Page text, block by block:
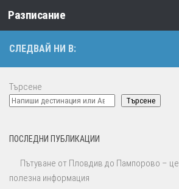
Към съдържанието
Разписание
СЛЕДВАЙ НИ В:
Търсене
Търсене
ПОСЛЕДНИ ПУБЛИКАЦИИ
Пътуване от Пловдив до Пампорово –
полезна информация